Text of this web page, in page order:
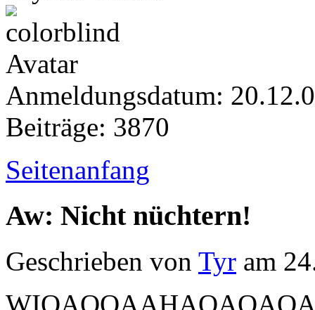
Anmeldungsdatum:
Beiträge: 3870
Seitenanfang
Aw: Nicht nüchtern!
Geschrieben von Tyr am